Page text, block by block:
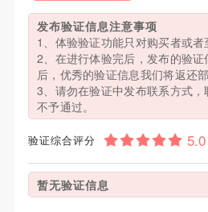
发布验证信息注意事项
1、体验验证功能只对购买者或者
2、在进行体验完后，发布的验
后，优秀的验证信息我们将返还部
3、请勿在验证中发布联系方式
不予通过。
验证综合评分
暂无验证信息